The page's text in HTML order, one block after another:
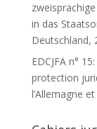
in das
Deutschland,
EDCJFA n°
protection
l’Allemagne